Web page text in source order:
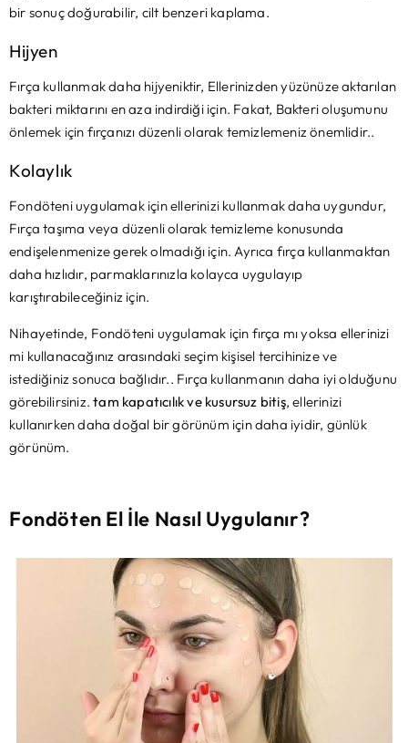
bir sonuç doğurabilir, cilt benzeri kaplama.
Hijyen
Fırça kullanmak daha hijyeniktir, Ellerinizden yüzünüze aktarılan
bakteri miktarını en aza indirdiği için. Fakat, Bakteri oluşumunu
önlemek için fırçanızı düzenli olarak temizlemeniz önemlidir..
Kolaylık
Fondöteni uygulamak için ellerinizi kullanmak daha uygundur,
Fırça taşıma veya düzenli olarak temizleme konusunda
endişelenmenize gerek olmadığı için. Ayrıca fırça kullanmaktan
daha hızlıdır, parmaklarınızla kolayca uygulayıp
karıştırabileceğiniz için.
Nihayetinde, Fondöteni uygulamak için fırça mı yoksa ellerinizi
mi kullanacağınız arasındaki seçim kişisel tercihinize ve
istediğiniz sonuca bağlıdır.. Fırça kullanmanın daha iyi olduğunu
görebilirsiniz.tam kapatıcılık ve kusursuz bitiş, ellerinizi
kullanırken daha doğal bir görünüm için daha iyidir, günlük
görünüm.
Fondöten El İle Nasıl Uygulanır?